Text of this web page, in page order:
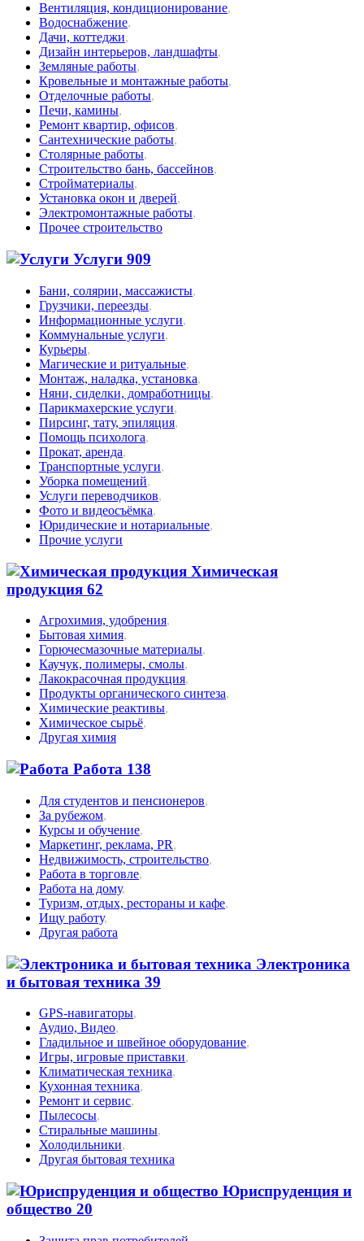
Вентиляция, кондиционирование,
Водоснабжение,
Дачи, коттеджи,
Дизайн интерьеров, ландшафты,
Земляные работы,
Кровельные и монтажные работы,
Отделочные работы,
Печи, камины,
Ремонт квартир, офисов,
Сантехнические работы,
Столярные работы,
Строительство бань, бассейнов,
Стройматериалы,
Установка окон и дверей,
Электромонтажные работы,
Прочее строительство
Услуги 909
Бани, солярии, массажисты,
Грузчики, переезды,
Информационные услуги,
Коммунальные услуги,
Курьеры,
Магические и ритуальные,
Монтаж, наладка, установка,
Няни, сиделки, домработницы,
Парикмахерские услуги,
Пирсинг, тату, эпиляция,
Помощь психолога,
Прокат, аренда,
Транспортные услуги,
Уборка помещений,
Услуги переводчиков,
Фото и видеосъёмка,
Юридические и нотариальные,
Прочие услуги
Химическая
продукция 62
Агрохимия, удобрения,
Бытовая химия,
Горючесмазочные материалы,
Каучук, полимеры, смолы,
Лакокрасочная продукция,
Продукты органического синтеза,
Химические реактивы,
Химическое сырьё,
Другая химия
Работа 138
Для студентов и пенсионеров,
За рубежом,
Курсы и обучение,
Маркетинг, реклама, PR,
Недвижимость, строительство,
Работа в торговле,
Работа на дому,
Туризм, отдых, рестораны и кафе,
Ищу работу,
Другая работа
Электроника
и бытовая техника 39
GPS-навигаторы,
Аудио, Видео,
Гладильное и швейное оборудование,
Игры, игровые приставки,
Климатическая техника,
Кухонная техника,
Ремонт и сервис,
Пылесосы,
Стиральные машины,
Холодильники,
Другая бытовая техника
Юриспруденция и
общество 20